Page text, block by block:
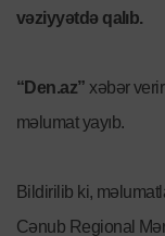
vəziyyətdə qalıb.
“Den.az” xəbər
məlumat yayıb.
Bildirilib ki,
Cənub Regional